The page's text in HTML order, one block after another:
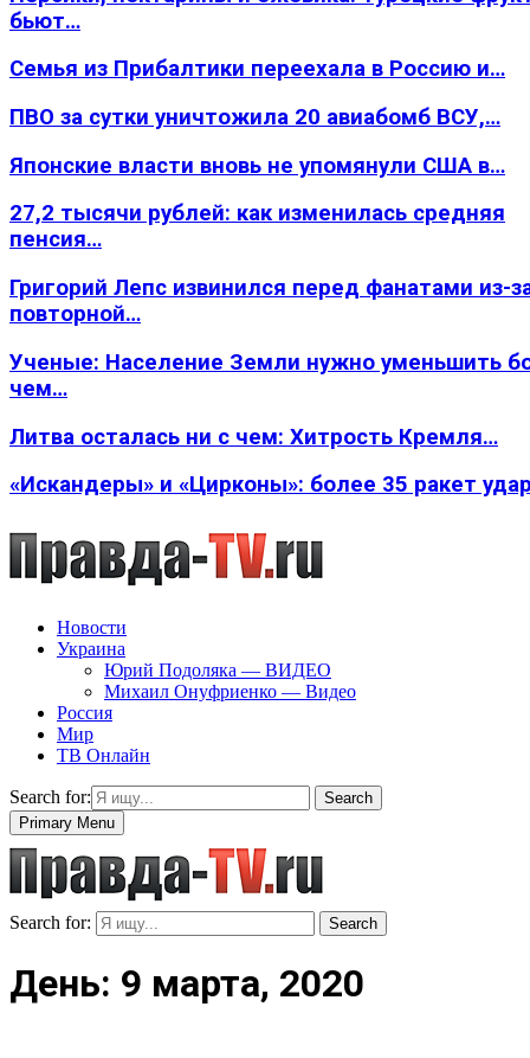
бьют…
Семья из Прибалтики переехала в Россию и…
ПВО за сутки уничтожила 20 авиабомб ВСУ,…
Японские власти вновь не упомянули США в…
27,2 тысячи рублей: как изменилась средняя
пенсия…
Григорий Лепс извинился перед фанатами из-
повторной…
Ученые: Население Земли нужно уменьшить
чем…
Литва осталась ни с чем: Хитрость Кремля…
«Искандеры» и «Цирконы»: более 35 ракет
Новости
Украина
Юрий Подоляка — ВИДЕО
Михаил Онуфриенко — Видео
Россия
Мир
ТВ Онлайн
Search for:
Search
Primary Menu
Search for: Search
День: 9 марта, 2020